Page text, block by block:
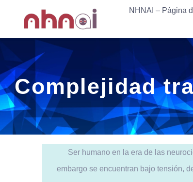
content
NHNAI – Página
NHNAI – Página
Complejidad
Ser humano en la era de las
embargo se encuentran bajo tensión,